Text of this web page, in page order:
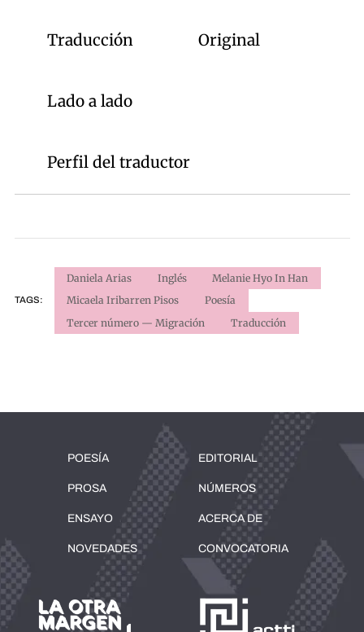
Traducción Original
Lado a lado
Perfil del traductor
TAGS:
Daniela Arias Inglés
Melanie Hyo In Han
Micaela Iribarren Pisos
Poesía
Tercer número — Migración
Traducción
POESÍA
PROSA
ENSAYO
NOVEDADES
EDITORIAL
NÚMEROS
ACERCA DE
CONVOCATORIA